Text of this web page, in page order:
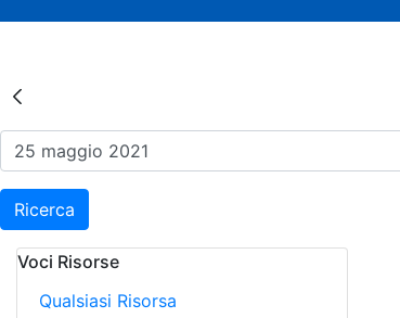
Risultati della Ricerca
Ricerca
Voci Risorse
Qualsiasi Risorsa